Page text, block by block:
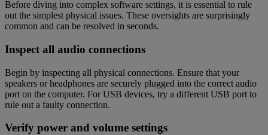
Before diving into complex software settings, it is essential to rule
out the simplest physical issues. These oversights are surprisingly
common and can be resolved in seconds.
Inspect all audio connections
Begin by inspecting all physical connections. Ensure that your
speakers or headphones are securely plugged into the correct audio
port on the computer. For USB devices, try a different USB port to
rule out a faulty connection.
Verify power and volume settings